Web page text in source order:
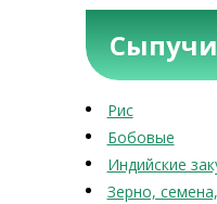
Рис
Бобовые
Индийские
Зерно,